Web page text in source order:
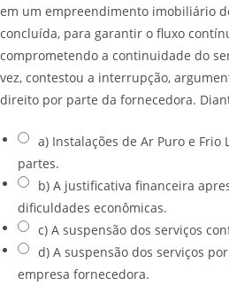
em um empreendimento imobiliário
concluída, para garantir o fluxo
comprometendo a continuidade do
vez, contestou a interrupção,
direito por parte da fornecedora.
a) Instalações de Ar Puro e
partes.
b) A justificativa financeira
dificuldades econômicas.
c) A suspensão dos serviços
d) A suspensão dos serviços
empresa fornecedora.